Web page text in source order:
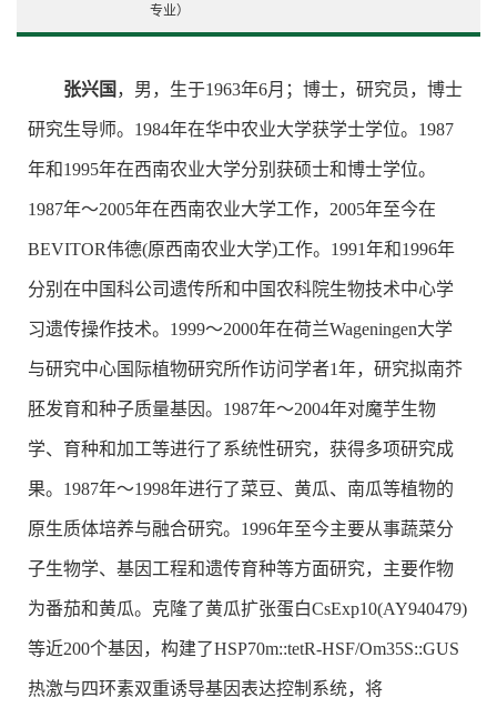
专业）
张兴国 ，男，生于1963年6月；博士，研究员，博士
研究生导师。1984年在华中农业大学获学士学位。1987
年和1995年在西南农业大学分别获硕士和博士学位。
1987年～2005年在西南农业大学工作，2005年至今在
BEVITOR伟德(原西南农业大学)工作。1991年和1996年
分别在中国科公司遗传所和中国农科院生物技术中心学
习遗传操作技术。1999～2000年在荷兰Wageningen大学
与研究中心国际植物研究所作访问学者1年，研究拟南芥
胚发育和种子质量基因。1987年～2004年对魔芋生物
学、育种和加工等进行了系统性研究，获得多项研究成
果。1987年～1998年进行了菜豆、黄瓜、南瓜等植物的
原生质体培养与融合研究。1996年至今主要从事蔬菜分
子生物学、基因工程和遗传育种等方面研究，主要作物
为番茄和黄瓜。克隆了黄瓜扩张蛋白CsExp10(AY940479)
等近200个基因，构建了HSP70m::tetR-HSF/Om35S::GUS
热激与四环素双重诱导基因表达控制系统，将